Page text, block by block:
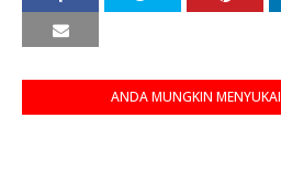
ANDA MUNGKIN